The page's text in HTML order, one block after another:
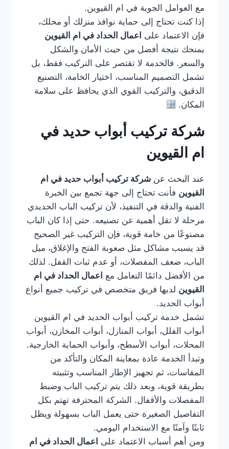
مع العوامل الجوية في ام القيوين.
إذا كنت تحتاج إلى حماية نوافذ منزلك أو محلك،
فإن الاعتماد على اعمال الحداد في ام القيوين
يمنحك نتيجة أفضل من حيث الأمان والشكل
والسعر. فالخدمة لا تقتصر على التركيب فقط، بل
تشمل التصميم المناسب، اختيار الخامة، التصنيع
الدقيق، والتركيب القوي الذي يحافظ على سلامة
المكان.
شركة تركيب أبواب حديد في
ام القيوين
عند البحث عن شركة تركيب أبواب حديد في ام
القيوين فأنت تحتاج إلى جهة تجمع بين الخبرة
الفنية والدقة في التنفيذ، لأن تركيب الباب الحديدي
مرحلة لا تقل أهمية عن تصنيعه. حتى إذا كان الباب
مصنوعًا من خامة قوية، فإن التركيب غير الصحيح
قد يسبب مشاكل مثل صعوبة الفتح والإغلاق، ميل
الباب، ضعف المفصلات، أو عدم ثبات القفل. لذلك
من الأفضل دائمًا التعامل مع اعمال الحداد في ام
القيوين لديها فريق متخصص في تركيب جميع أنواع
أبواب الحديد.
تشمل خدمة تركيب أبواب الحديد في ام القيوين
أبواب الفلل، أبواب المنازل، أبواب المخازن، أبواب
المحلات، أبواب الأسطح، وأبواب الحماية الخارجية.
وتبدأ الخدمة عادة بمعاينة المكان والتأكد من
المقاسات، ثم تجهيز الإطار المناسب وتثبيته
بطريقة قوية، وبعد ذلك يتم تركيب الباب وضبط
المفصلات والأقفال. الشركة المحترفة تهتم بكل
التفاصيل الصغيرة حتى يعمل الباب بسهولة ويظل
ثابتًا وآمنًا مع الاستخدام اليومي.
ومن أهم أسباب الاعتماد على اعمال الحداد في ام